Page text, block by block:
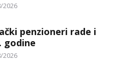
2026
penzioneri rade i
godine
2026